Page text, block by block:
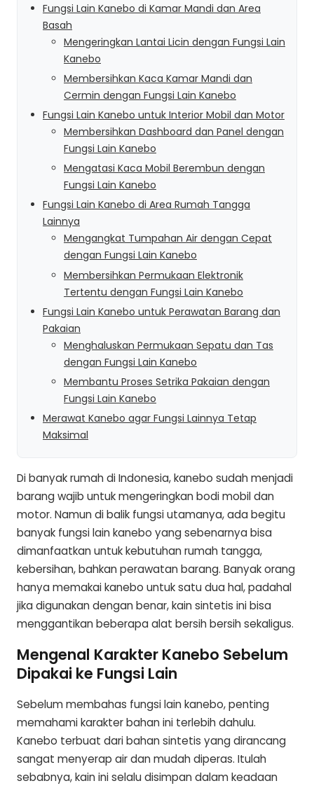
Fungsi Lain Kanebo di Kamar Mandi dan Area
Basah
Mengeringkan Lantai Licin dengan Fungsi Lain
Kanebo
Membersihkan Kaca Kamar Mandi dan
Cermin dengan Fungsi Lain Kanebo
Fungsi Lain Kanebo untuk Interior Mobil dan Motor
Membersihkan Dashboard dan Panel dengan
Fungsi Lain Kanebo
Mengatasi Kaca Mobil Berembun dengan
Fungsi Lain Kanebo
Fungsi Lain Kanebo di Area Rumah Tangga
Lainnya
Mengangkat Tumpahan Air dengan Cepat
dengan Fungsi Lain Kanebo
Membersihkan Permukaan Elektronik
Tertentu dengan Fungsi Lain Kanebo
Fungsi Lain Kanebo untuk Perawatan Barang dan
Pakaian
Menghaluskan Permukaan Sepatu dan Tas
dengan Fungsi Lain Kanebo
Membantu Proses Setrika Pakaian dengan
Fungsi Lain Kanebo
Merawat Kanebo agar Fungsi Lainnya Tetap
Maksimal
Di banyak rumah di Indonesia, kanebo sudah menjadi
barang wajib untuk mengeringkan bodi mobil dan
motor. Namun di balik fungsi utamanya, ada begitu
banyak fungsi lain kanebo yang sebenarnya bisa
dimanfaatkan untuk kebutuhan rumah tangga,
kebersihan, bahkan perawatan barang. Banyak orang
hanya memakai kanebo untuk satu dua hal, padahal
jika digunakan dengan benar, kain sintetis ini bisa
menggantikan beberapa alat bersih bersih sekaligus.
Mengenal Karakter Kanebo Sebelum
Dipakai ke Fungsi Lain
Sebelum membahas fungsi lain kanebo, penting
memahami karakter bahan ini terlebih dahulu.
Kanebo terbuat dari bahan sintetis yang dirancang
sangat menyerap air dan mudah diperas. Itulah
sebabnya, kain ini selalu disimpan dalam keadaan